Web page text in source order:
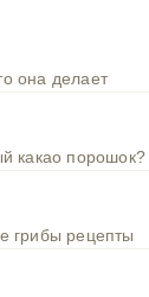
она делает
какао порошок?
грибы рецепты